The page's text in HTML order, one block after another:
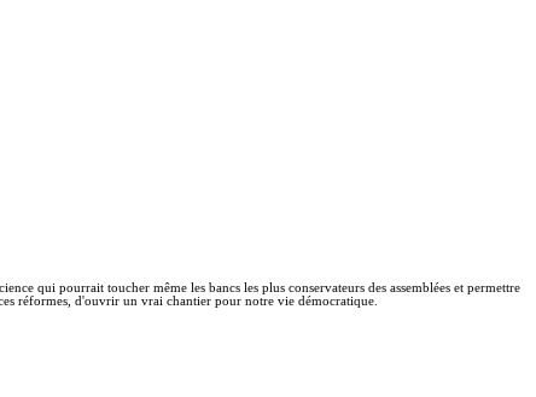
qui pourrait toucher même les bancs les plus conservateurs des assemblées et permettre
réformes, d'ouvrir un vrai chantier pour notre vie démocratique.